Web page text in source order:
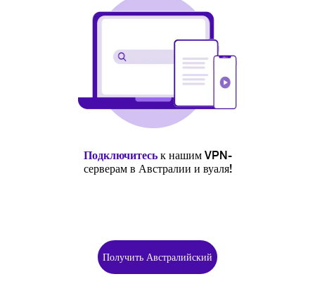
Подключитесь к нашим VPN-
серверам в Австралии и вуаля!
Получить Австралийский